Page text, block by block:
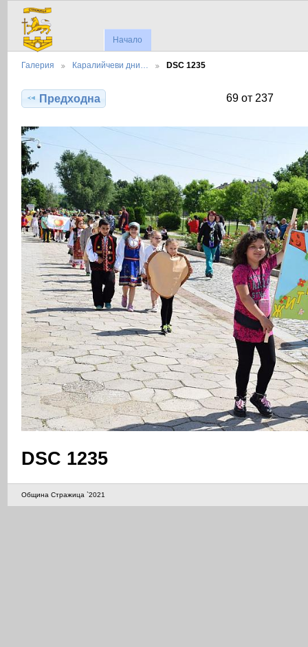
Начало
Галерия Каралийчеви дни… DSC 1235
Предходна 69 от 237
DSC 1235
Община Стражица `2021